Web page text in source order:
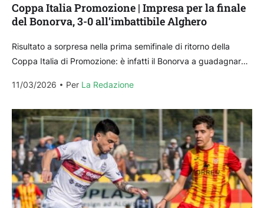
Coppa Italia Promozione | Impresa per la finale
del Bonorva, 3-0 all’imbattibile Alghero
Risultato a sorpresa nella prima semifinale di ritorno della
Coppa Italia di Promozione: è infatti il Bonorva a guadagnare
11/03/2026
Per La Redazione